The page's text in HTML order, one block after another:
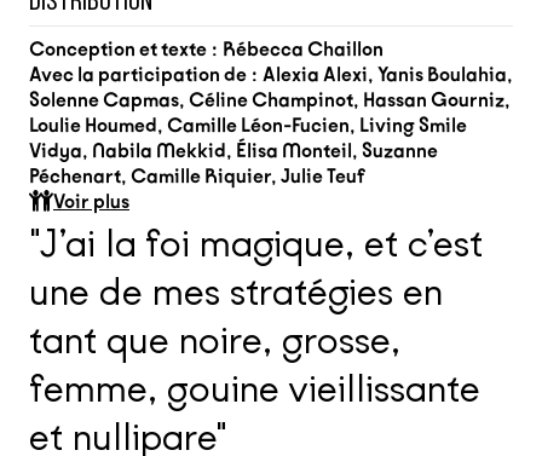
"J’ai la foi magique, et c’est
une de mes stratégies en
tant que noire, grosse,
femme, gouine vieillissante
et nullipare"
Conception et texte : Rébecca Chaillon
Avec la participation de : Alexia Alexi, Yanis Boulahia,
Solenne Capmas, Céline Champinot, Hassan Gourniz,
Loulie Houmed, Camille Léon-Fucien, Living Smile
Vidya, Nabila Mekkid, Élisa Monteil, Suzanne
Péchenart, Camille Riquier, Julie Teuf
Voir plus